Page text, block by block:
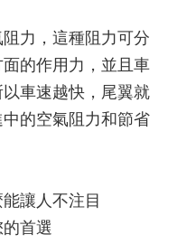
力，這種阻力可分
的作用力，並且車
車速越快，尾翼就
的空氣阻力和節省
讓人不注目
首選